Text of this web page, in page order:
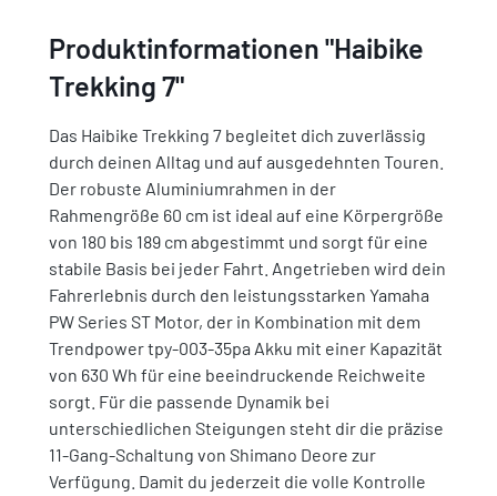
Produktinformationen "Haibike
Trekking 7"
Das Haibike Trekking 7 begleitet dich zuverlässig
durch deinen Alltag und auf ausgedehnten Touren.
Der robuste Aluminiumrahmen in der
Rahmengröße 60 cm ist ideal auf eine Körpergröße
von 180 bis 189 cm abgestimmt und sorgt für eine
stabile Basis bei jeder Fahrt. Angetrieben wird dein
Fahrerlebnis durch den leistungsstarken Yamaha
PW Series ST Motor, der in Kombination mit dem
Trendpower tpy-003-35pa Akku mit einer Kapazität
von 630 Wh für eine beeindruckende Reichweite
sorgt. Für die passende Dynamik bei
unterschiedlichen Steigungen steht dir die präzise
11-Gang-Schaltung von Shimano Deore zur
Verfügung. Damit du jederzeit die volle Kontrolle